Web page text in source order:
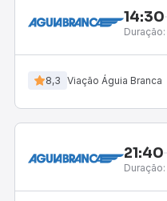
14:30
Duração:
8,3 Viação Águia Branca
21:40
Duração: